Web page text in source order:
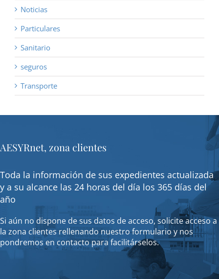
Noticias
Particulares
Sanitario
seguros
Transporte
AESYRnet, zona clientes
Toda la información de sus expedientes actualizada
y a su alcance las 24 horas del día los 365 días del
año
Si aún no dispone de sus datos de acceso, solicite acceso a
la zona clientes rellenando nuestro formulario y nos
pondremos en contacto para facilitárselos.